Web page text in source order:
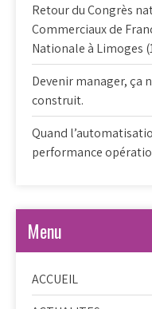
Retour du Congrès
Commerciaux de
Nationale à Limoges
Devenir manager, ça
construit.
Quand
performance
Menu
ACCUEIL